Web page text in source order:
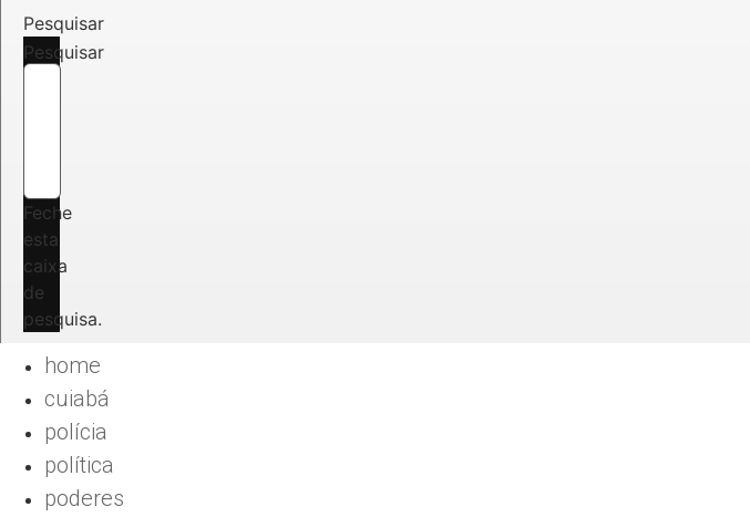
Pesquisar
Pesquisar
Feche
esta
caixa
de
pesquisa.
home
cuiabá
polícia
política
poderes